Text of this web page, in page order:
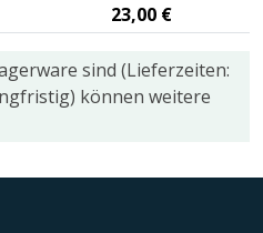
23,00 €
sind (Lieferzeiten:
können weitere
die ausgewählten